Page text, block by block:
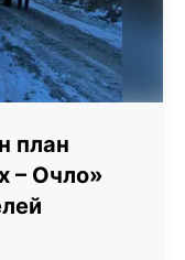
план
– Очло»